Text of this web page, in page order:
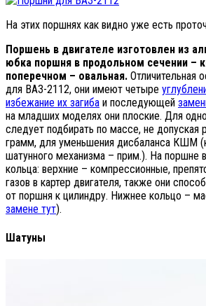
На этих поршнях как видно уже есть
Поршень в двигателе изготовлен из
юбка поршня в продольном сечении –
поперечном – овальная. Отличительная
для ВАЗ-2112, они имеют четыре
избежание их загиба и последующей
на младших моделях они плоские. Для
следует подбирать по массе, не допуская
грамм, для уменьшения дисбаланса КШМ
шатунного механизма – прим.). На поршне
кольца: верхние – компрессионные,
газов в картер двигателя, также они
от поршня к цилиндру. Нижнее кольцо –
замене тут).
Шатуны